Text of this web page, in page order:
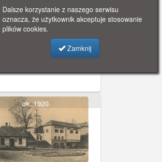
kaszubska, w powiecie
w gminie Żukowo, nad
Pocztówka przedstawia
wodnej w Rutkach.
ok. 1920
Dalsze korzystanie z naszego serwisu
oznacza, że użytkownik akceptuje stosowanie
plików cookies.
Zamknij